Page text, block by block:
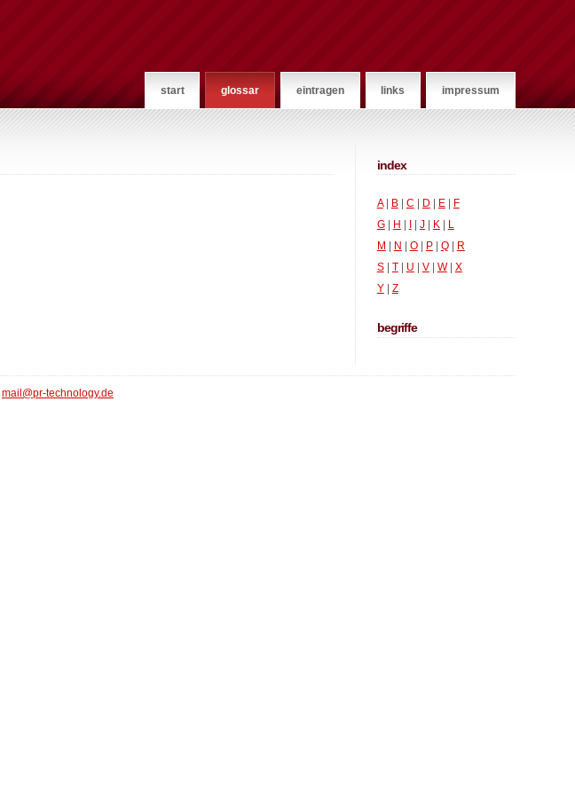
start glossar eintragen links impressum
index
A| B| C D E|
F
G| H J| K|
L
M
N O| P| Q|
R
S| T| U V| W| X
Y| Z
begriffe
mail@pr-technology.de